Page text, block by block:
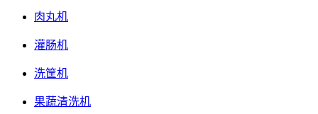
肉丸机
灌肠机
洗筐机
果蔬清洗机